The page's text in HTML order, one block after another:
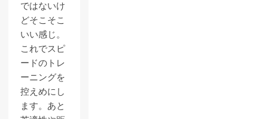
ではないけ
どそこそこ
いい感じ。
これでスピ
ードのトレ
ーニングを
控えめにし
ます。あと